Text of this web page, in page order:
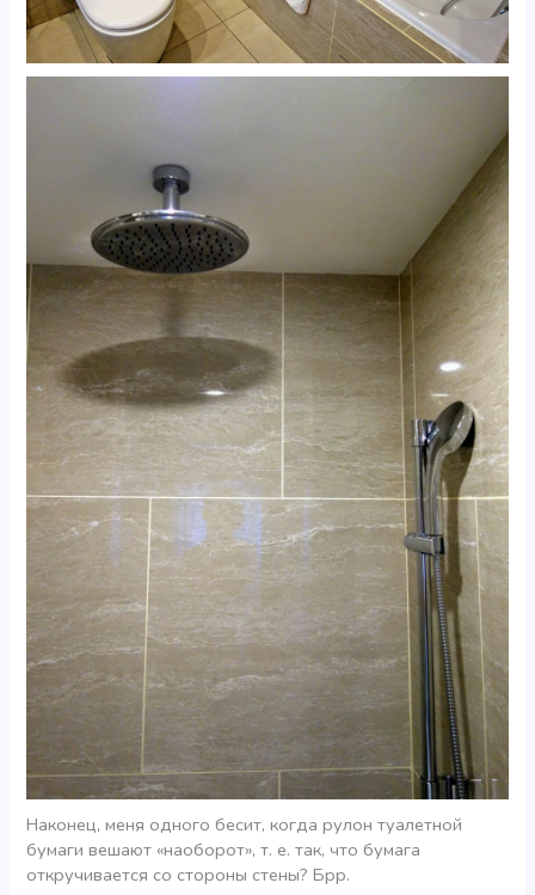
Наконец, меня одного бесит, когда рулон туалетной
бумаги вешают «наоборот», т. е. так, что бумага
откручивается со стороны стены? Брр.